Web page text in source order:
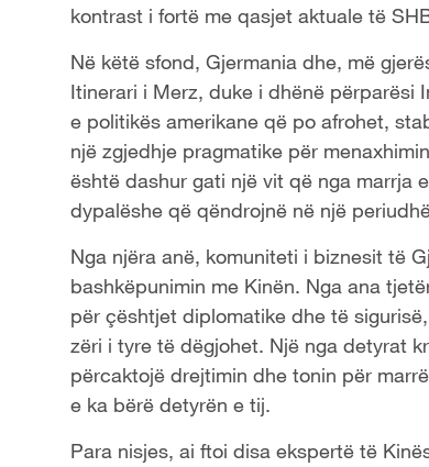
kontrast i fortë me qasjet aktuale të
Në këtë sfond, Gjermania dhe, më
Itinerari i Merz, duke i dhënë përparësi
e politikës amerikane që po afrohet,
një zgjedhje pragmatike për
është dashur gati një vit që nga marrja
dypalëshe që qëndrojnë në një
Nga njëra anë, komuniteti i biznesit të
bashkëpunimin me Kinën. Nga ana
për çështjet diplomatike dhe të
zëri i tyre të dëgjohet. Një nga detyrat
përcaktojë drejtimin dhe tonin për
e ka bërë detyrën e tij.
Para nisjes, ai ftoi disa ekspertë të